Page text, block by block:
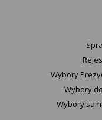
Wybory
Wybory
Wybory